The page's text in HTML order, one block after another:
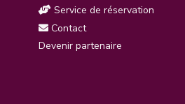
Service de réservation
Contact
Devenir partenaire